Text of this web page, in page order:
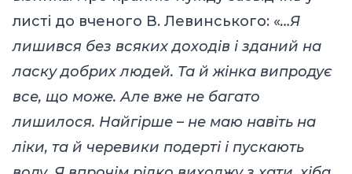
листі до вченого В. Левинського: «…Я
лишився без всяких доходів і зданий на
ласку добрих людей. Та й жінка випродує
все, що може. Але вже не багато
лишилося. Найгірше – не маю навіть на
ліки, та й черевики подерті і пускають